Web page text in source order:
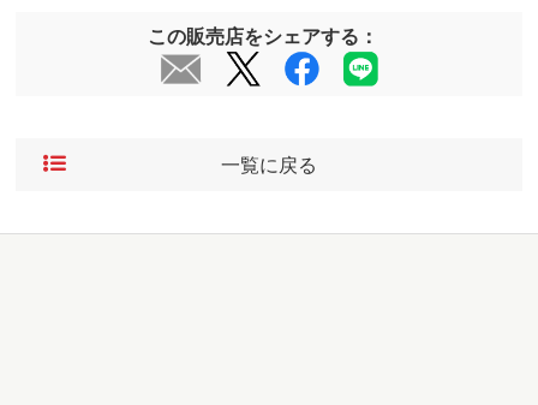
この販売店をシェアする：
一覧に戻る